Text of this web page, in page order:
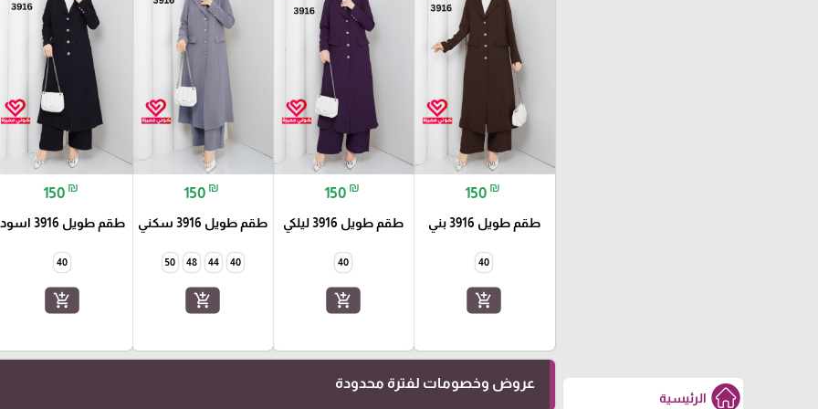
الرئيسية
150 ₪
طقم طويل 3916 بني
40
add_shopping_cart
150 ₪
طقم طويل 3916 ليلكي
40
add_shopping_cart
150 ₪
طقم طويل 3916 سكني
40
44
48
50
add_shopping_cart
150 ₪
طقم طويل 3916 اسود
40
add_shopping_cart
عروض وخصومات لفترة محدودة